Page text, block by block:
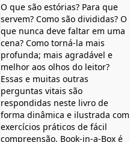
O que são estórias? Para que
servem? Como são divididas? O
que nunca deve faltar em uma
cena? Como torná-la mais
profunda; mais agradável e
melhor aos olhos do leitor?
Essas e muitas outras
perguntas vitais são
respondidas neste livro de
forma dinâmica e ilustrada com
exercícios práticos de fácil
compreensão. Book-in-a-Box é